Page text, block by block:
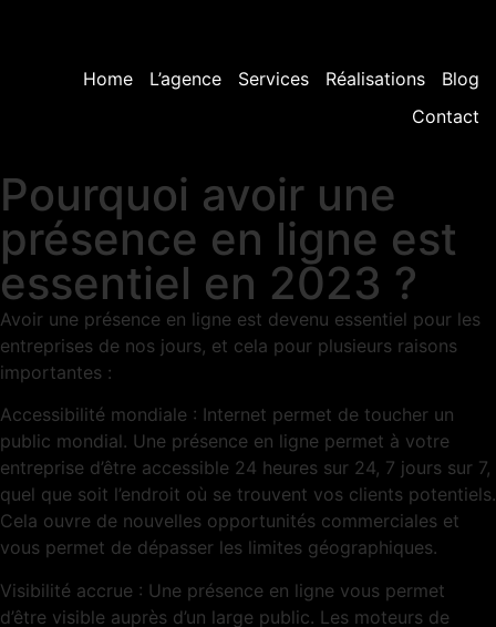
Home L’agence Services Réalisations
Blog
Contact
Pourquoi avoir une
présence en ligne est
essentiel en 2023 ?
Avoir une présence en ligne est devenu essentiel pour les
entreprises de nos jours, et cela pour plusieurs raisons
importantes :
Accessibilité mondiale : Internet permet de toucher un
public mondial. Une présence en ligne permet à votre
entreprise d’être accessible 24 heures sur 24, 7 jours sur 7,
quel que soit l’endroit où se trouvent vos clients potentiels.
Cela ouvre de nouvelles opportunités commerciales et
vous permet de dépasser les limites géographiques.
Visibilité accrue : Une présence en ligne vous permet
d’être visible auprès d’un large public. Les moteurs de